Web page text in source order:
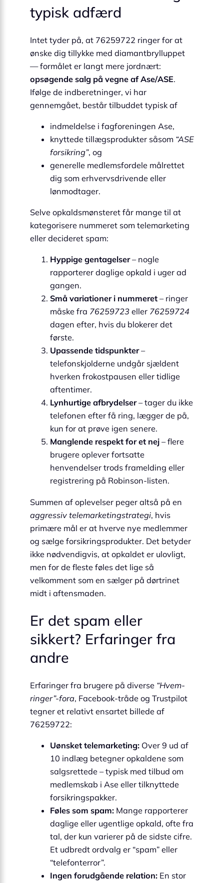
typisk adfærd
Intet tyder på, at 76259722 ringer for at
ønske dig tillykke med diamantbrylluppet
— formålet er langt mere jordnært:
opsøgende salg på vegne af Ase/ASE.
Ifølge de indberetninger, vi har
gennemgået, består tilbuddet typisk af
indmeldelse i fagforeningen Ase,
knyttede tillægsprodukter såsom “ASE
forsikring”, og
generelle medlemsfordele målrettet
dig som erhvervsdrivende eller
lønmodtager.
Selve opkalds­mønsteret får mange til at
kategorisere nummeret som telemarketing
eller decideret spam:
Hyppige gentagelser– nogle
rapporterer daglige opkald i uger ad
gangen.
Små variationer i nummeret – ringer
måske fra 76259723 eller 76259724
dagen efter, hvis du blokerer det
første.
Upassende tidspunkter–
telefonskjolderne undgår sjældent
hverken frokostpausen eller tidlige
aftentimer.
Lynhurtige afbrydelser– tager du ikke
telefonen efter få ring, lægger de på,
kun for at prøve igen senere.
Manglende respekt for et nej – flere
brugere oplever fortsatte
henvendelser trods framelding eller
registrering på Robinson-listen.
Summen af oplevelser peger altså på en
aggressiv telemarketingstrategi, hvis
primære mål er at hverve nye medlemmer
og sælge forsikringsprodukter. Det betyder
ikke nødvendigvis, at opkaldet er ulovligt,
men for de fleste føles det lige så
velkomment som en sælger på dørtrinet
midt i aftensmaden.
Er det spam eller
sikkert? Erfaringer fra
andre
Erfaringer fra brugere på diverse “Hvem-
ringer”-fora, Facebook-tråde og Trustpilot
tegner et relativt ensartet billede af
76259722:
Uønsket telemarketing: Over 9 ud af
10 indlæg betegner opkaldene som
salgsrettede – typisk med tilbud om
medlemskab i Ase eller tilknyttede
forsikringspakker.
Føles som spam: Mange rapporterer
daglige eller ugentlige opkald, ofte fra
tal, der kun varierer på de sidste cifre.
Et udbredt ordvalg er “spam” eller
“telefonterror”.
Ingen forudgående relation: En stor